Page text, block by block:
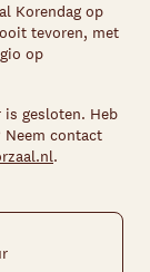
Korendag op
tevoren, met
op
is gesloten. Heb
Neem contact
.